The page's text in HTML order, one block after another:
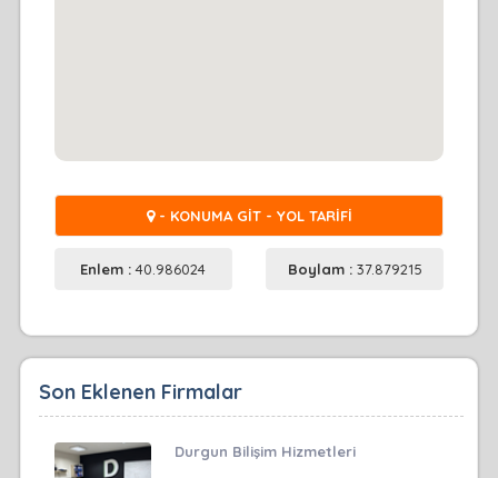
- KONUMA GİT - YOL TARİFİ
Enlem :40.986024 Boylam : 37.879215
Son Eklenen Firmalar
Durgun Bilişim Hizmetleri